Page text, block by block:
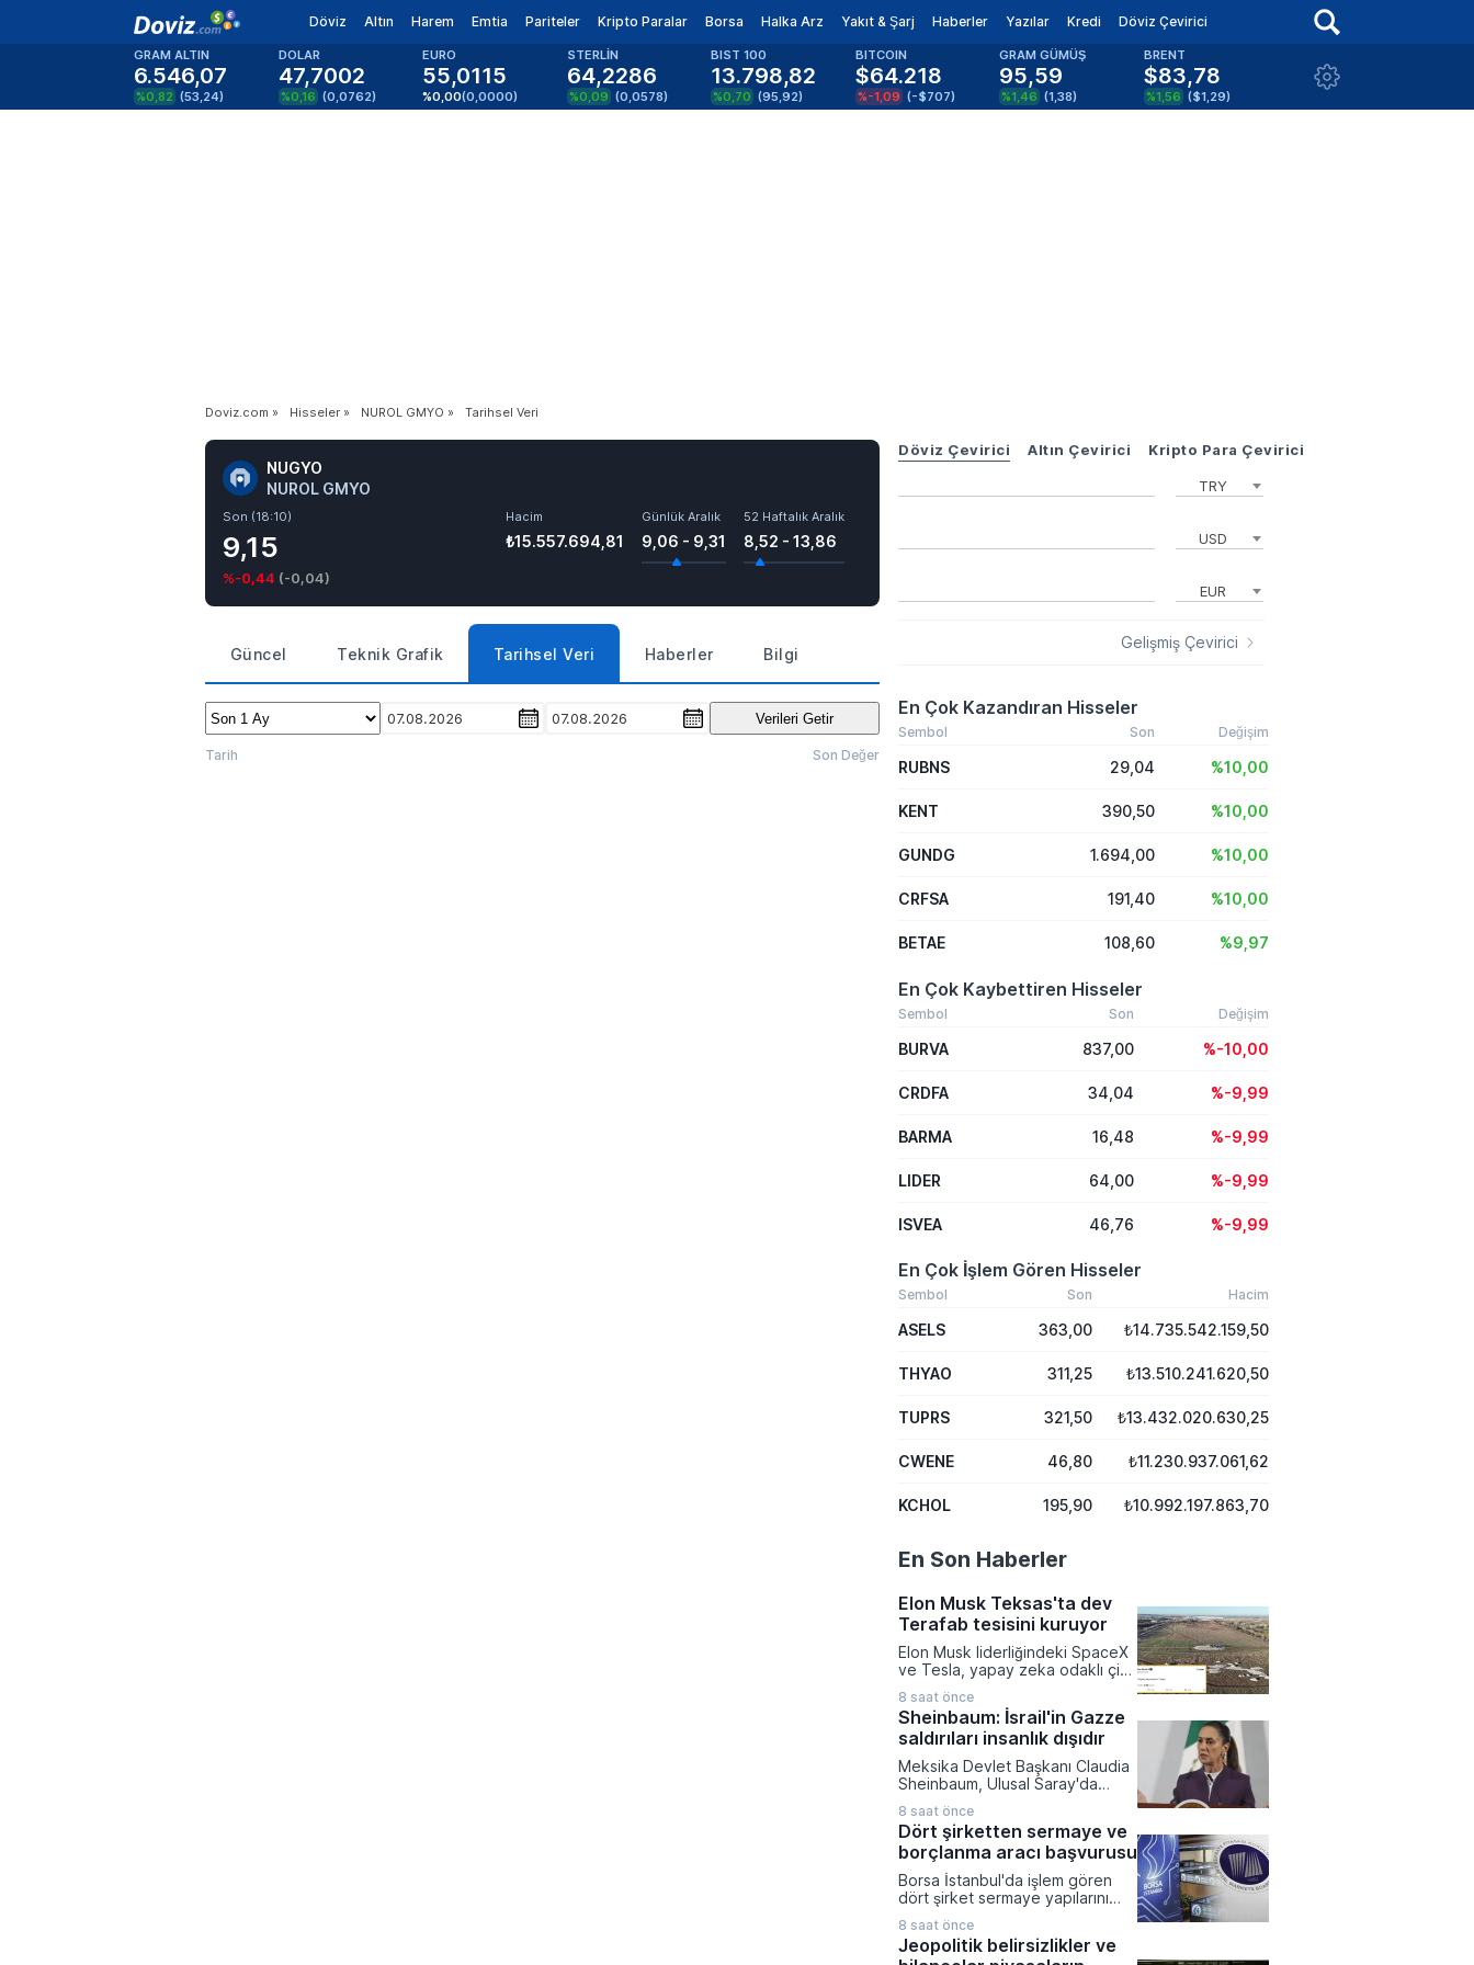
Döviz Altın Harem Emtia Pariteler Kripto Paralar Borsa Halka Arz Yakıt & Şarj Haberler Yazılar Kredi Döviz Çevirici
GRAM ALTIN
6.546,07
%0,82 (53,24)
DOLAR
47,7002
%0,16 (0,0762)
EURO
55,0115
%0,00(0,0000)
STERLİN
64,2286
%0,09 (0,0578)
BIST 100
13.798,82
%0,70 (95,92)
BITCOIN
$64.218
%-1,09 (-$707)
GRAM GÜMÜŞ
95,59
%1,46 (1,38)
BRENT
$83,78
%1,56 ($1,29)
Doviz.com » Hisseler » NUROL GMYO » Tarihsel Veri
NUGYO
NUROL GMYO
Son (18:10)
9,15
%-0,44 (-0,04)
Hacim
₺15.557.694,81
Günlük Aralık
9,06 - 9,31
52 Haftalık Aralık
8,52 - 13,86
Güncel Teknik Grafik Tarihsel Veri Haberler Bilgi
07.08.2026 07.08.2026 Verileri Getir
Tarih Son Değer
Döviz Çevirici Altın Çevirici Kripto Para Çevirici
TRY
USD
EUR
Gelişmiş Çevirici
En Çok Kazandıran Hisseler
Sembol Son Değişim
RUBNS 29,04 %10,00
KENT 390,50 %10,00
GUNDG 1.694,00 %10,00
CRFSA 191,40 %10,00
BETAE 108,60 %9,97
En Çok Kaybettiren Hisseler
Sembol Son Değişim
BURVA 837,00 %-10,00
CRDFA 34,04 %-9,99
BARMA 16,48 %-9,99
LIDER 64,00 %-9,99
ISVEA 46,76 %-9,99
En Çok İşlem Gören Hisseler
Sembol Son Hacim
ASELS 363,00 ₺14.735.542.159,50
THYAO 311,25 ₺13.510.241.620,50
TUPRS 321,50 ₺13.432.020.630,25
CWENE 46,80 ₺11.230.937.061,62
KCHOL 195,90 ₺10.992.197.863,70
En Son Haberler
Elon Musk Teksas'ta dev
Terafab tesisini kuruyor
Elon Musk liderliğindeki SpaceX
ve Tesla, yapay zeka odaklı çip
azaltmak amacıyla Teksas
eyaletinde devasa bir tesis
kurma kararı aldı. Terafab adı
verilen bu kapsamlı yarı iletken
kompleksine ilk etapta 16,8
milyar dolar tutarında devasa bir
sermaye aktarımı
gerçekleştirilecek.
8 saat önce
Sheinbaum: İsrail'in Gazze
saldırıları insanlık dışıdır
Meksika Devlet Başkanı Claudia
Sheinbaum, Ulusal Saray'da
toplantısında Gazze Şeridi'nde
devam eden askeri
operasyonları insanlık dışı olarak
nitelendirerek uluslararası
toplumu müdahale etmeye
çağırdı. Meksika'nın Filistin
Devleti'ni tanıyan resmi tutumunu
yineleyen Sheinbaum, bölgedeki
sivil kayıpların durdurulması için
8 saat önce
Dört şirketten sermaye ve
borçlanma aracı başvurusu
Borsa İstanbul'da işlem gören
dört şirket sermaye yapılarını
hedeflerine ulaşmak amacıyla
Sermaye Piyasası Kurulu'na kritik
8 saat önce
Jeopolitik belirsizlikler ve